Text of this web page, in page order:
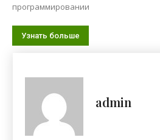
программировании
Узнать больше
admin